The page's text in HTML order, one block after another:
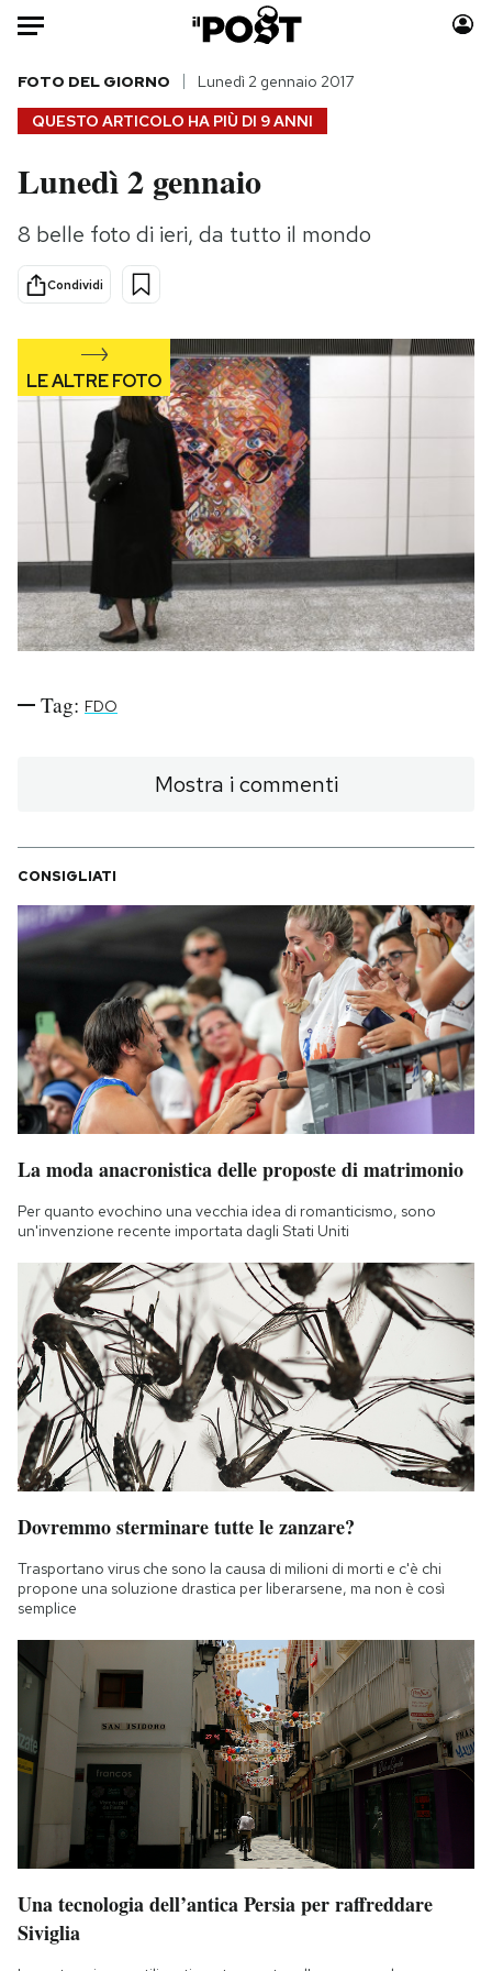
Auto
HOME
Italia
Politica
Tecnologia
Scienza
Cultura
Economia
Sport
Consumismi
Media
Europa
Altrecose
Mondiali calcio 2026
PODCAST
NEWSLETTER
Area Personale
Notifiche mobile
Regala il Post
Hai bisogno di aiuto?
Esci
QUESTO ARTICOLO HA PIÙ DI 9 ANNI
FOTO DEL GIORNO Lunedì 2 gennaio 2017
Lunedì 2 gennaio
8 belle foto di ieri, da tutto il mondo
Condividi
Tag: FDO
Mostra i commenti
CONSIGLIATI
La moda anacronistica delle proposte di matrimonio
Per quanto evochino una vecchia idea di romanticismo, sono
un'invenzione recente importata dagli Stati Uniti
Dovremmo sterminare tutte le zanzare?
Trasportano virus che sono la causa di milioni di morti e c'è chi
propone una soluzione drastica per liberarsene, ma non è così
semplice
Una tecnologia dell’antica Persia per raffreddare
Siviglia